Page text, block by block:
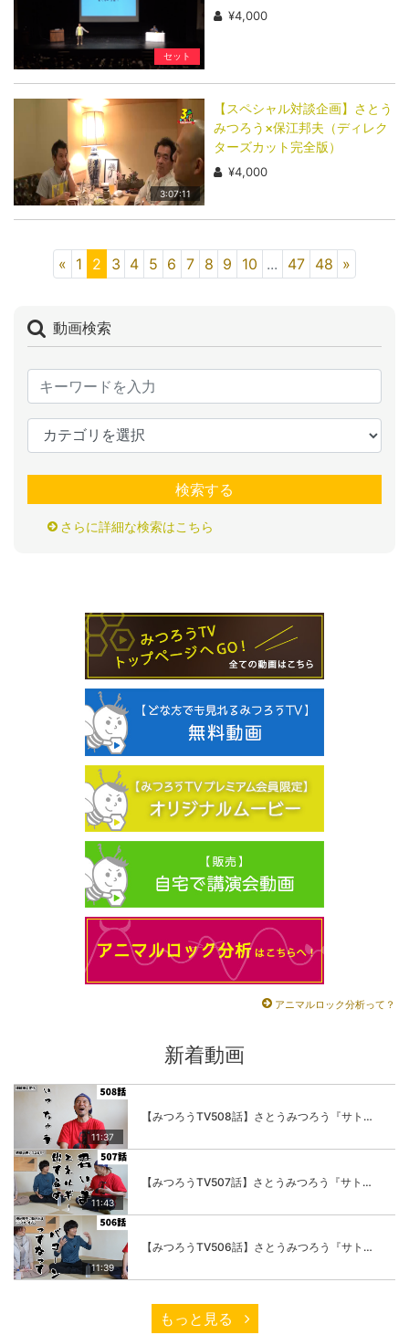
セット
¥4,000
3:07:11
【スペシャル対談企画】さとう
みつろう×保江邦夫（ディレク
ターズカット完全版）
¥4,000
« 1 2 3 4 5 6 7 8 9 10 ... 47 48 »
動画検索
検索する
さらに詳細な検索はこちら
アニマルロック分析って？
新着動画
11:37
【みつろうTV508話】さとうみつろう『サトレル男塾』編④「“毎日”が変わります。楽しく」
11:43
【みつろうTV507話】さとうみつろう『サトレル男塾』編③「快楽は“自分のカラダの内側”にしかない」
11:39
【みつろうTV506話】さとうみつろう『サトレル男塾』編②「不思議な棒をお尻に…」
もっと見る